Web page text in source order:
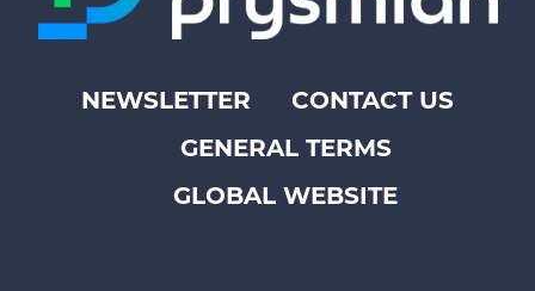
Footer
NEWSLETTER
CONTACT US
GENERAL TERMS
GLOBAL WEBSITE